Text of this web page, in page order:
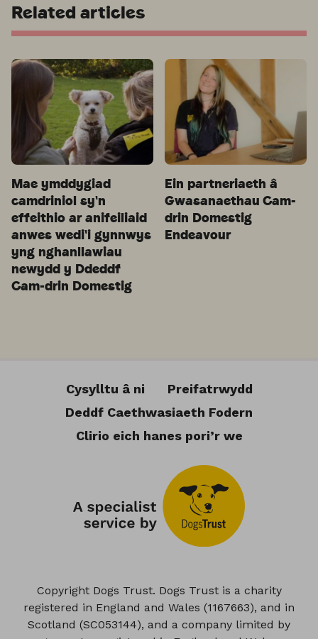
Related articles
Mae ymddygiad
camdriniol sy'n
effeithio ar anifeiliaid
anwes wedi'i gynnwys
yng nghanllawiau
newydd y Ddeddf
Cam-drin Domestig
Ein partneriaeth â
Gwasanaethau Cam-
drin Domestig
Endeavour
Cysylltu â ni
Preifatrwydd
Deddf Caethwasiaeth Fodern
Clirio eich hanes pori’r we
Copyright Dogs Trust. Dogs Trust is a charity
registered in England and Wales (1167663), and in
Scotland (SC053144), and a company limited by